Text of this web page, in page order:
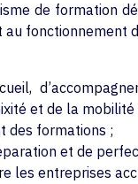
de formation
fonctionnement
et de la
des formations ;
et de
les entreprises